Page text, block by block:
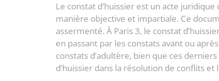
Le constat d’huissier est un acte
manière objective et impartiale. Ce
assermenté. À Paris 3, le constat
en passant par les constats avant ou
constats d’adultère, bien que ces
d’huissier dans la résolution de conflits